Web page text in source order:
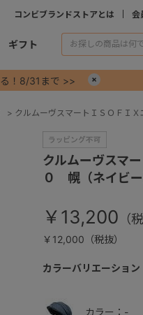
コンビブランドストアとは 会
ギフト
！8/31まで >>
> クルムーヴスマートＩＳＯＦＩ
クルムーヴスマ
０ 幌（ネイビー
￥13,200
￥12,000（税抜）
カラーバリエーション
カラー：-